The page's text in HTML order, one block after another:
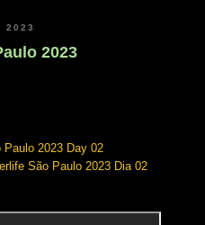
2023
2023
Paulo 2023 Day 02
São Paulo 2023 Dia 02